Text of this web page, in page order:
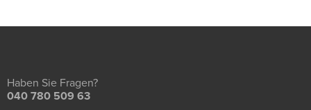
Haben Sie Fragen?
040 780 509 63